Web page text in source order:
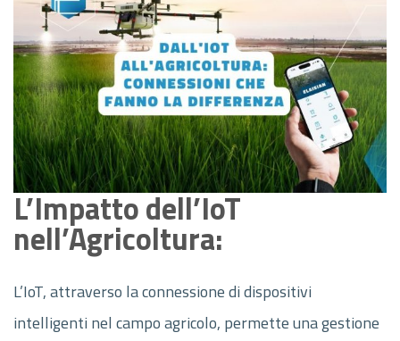
L’Impatto dell’IoT
nell’Agricoltura:
L’IoT, attraverso la connessione di dispositivi
intelligenti nel campo agricolo, permette una gestione